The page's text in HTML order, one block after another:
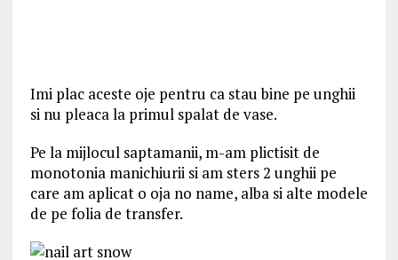
Imi plac aceste oje pentru ca stau bine pe unghii
si nu pleaca la primul spalat de vase.
Pe la mijlocul saptamanii, m-am plictisit de
monotonia manichiurii si am sters 2 unghii pe
care am aplicat o oja no name, alba si alte modele
de pe folia de transfer.